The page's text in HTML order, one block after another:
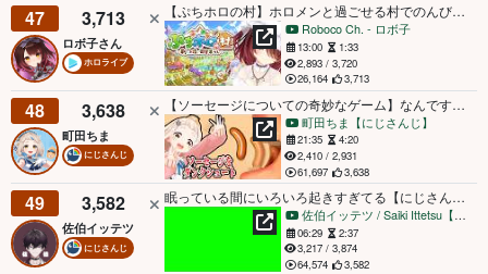
47 3,713
ロボ子さん
ホロライブ
【ぷちホロの村】ホロメンと過ごせる村でのんびりしよ～～～【ホロライブ/#ロボ子生放送 】
Roboco Ch. - ロボ子
13:00
1:33
2,893 / 3,720
26,164
3,713
48 3,638
町田ちま
にじさんじ
【ソーセージについての奇妙なゲーム】なんですか？これは【にじさんじ/町田ちま】
町田ちま【にじさんじ】
21:35
4:20
2,410 / 2,931
61,697
3,638
49 3,582
佐伯イッテツ
にじさんじ
眠っている間にいろいろ起きすぎてる【にじさんじ／佐伯イッテツ】
佐伯イッテツ / Saiki Ittetsu【にじさんじ】
06:29
2:37
3,217 / 3,874
64,574
3,582